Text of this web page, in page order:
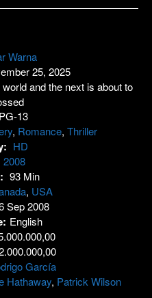
Warna
25, 2025
and the next is about to
PG-13
, Romance, Thriller
HD
2008
93 Min
, USA
Sep 2008
English
García
Hathaway, Patrick Wilson